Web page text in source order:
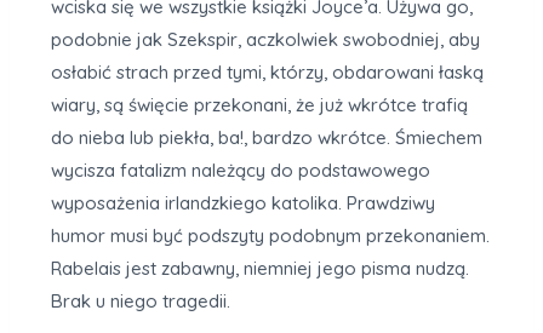
wciska się we wszystkie książki Joyce’a. Używa go,
podobnie jak Szekspir, aczkolwiek swobodniej, aby
osłabić strach przed tymi, którzy, obdarowani łaską
wiary, są święcie przekonani, że już wkrótce trafią
do nieba lub piekła, ba!, bardzo wkrótce. Śmiechem
wycisza fatalizm należący do podstawowego
wyposażenia irlandzkiego katolika. Prawdziwy
humor musi być podszyty podobnym przekonaniem.
Rabelais jest zabawny, niemniej jego pisma nudzą.
Brak u niego tragedii.